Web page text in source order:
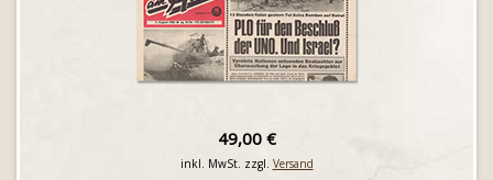
49,00 €
inkl. MwSt. zzgl. Versand